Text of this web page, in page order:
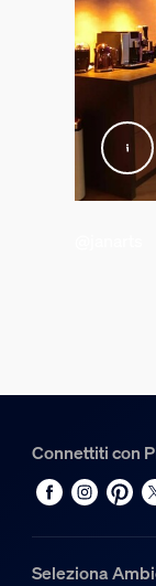
Connettiti con
Seleziona